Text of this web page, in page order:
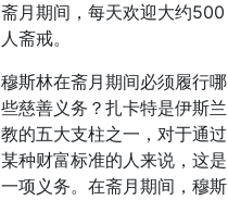
斋月期间，每天欢迎大约500
人斋戒。
穆斯林在斋月期间必须履行哪
些慈善义务？扎卡特是伊斯兰
教的五大支柱之一，对于通过
某种财富标准的人来说，这是
一项义务。在斋月期间，穆斯